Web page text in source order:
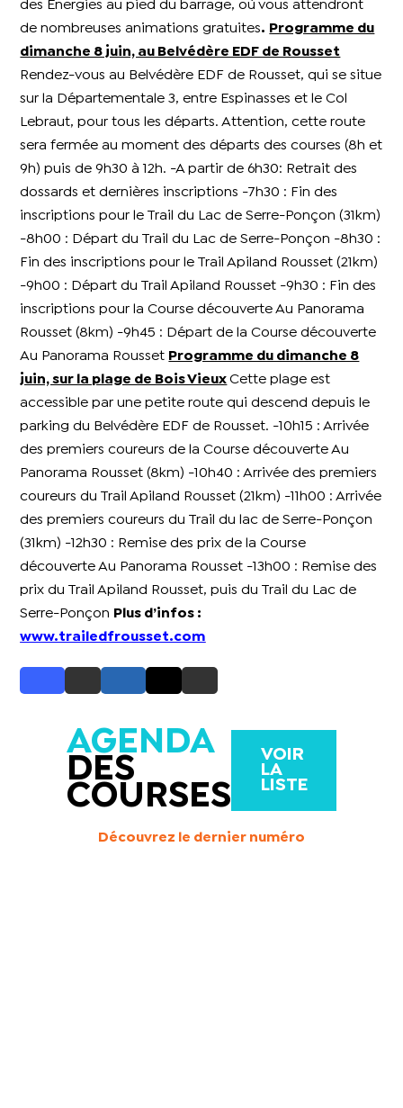
des Energies au pied du barrage, où vous attendront
de nombreuses animations gratuites.
Programme du
dimanche 8 juin, au Belvédère EDF de Rousset
Rendez-vous au Belvédère EDF de Rousset, qui se situe
sur la Départementale 3, entre Espinasses et le Col
Lebraut, pour tous les départs. Attention, cette route
sera fermée au moment des départs des courses (8h et
9h) puis de 9h30 à 12h. -A partir de 6h30: Retrait des
dossards et dernières inscriptions -7h30 : Fin des
inscriptions pour le Trail du Lac de Serre-Ponçon (31km)
-8h00 : Départ du Trail du Lac de Serre-Ponçon -8h30 :
Fin des inscriptions pour le Trail Apiland Rousset (21km)
-9h00 : Départ du Trail Apiland Rousset -9h30 : Fin des
inscriptions pour la Course découverte Au Panorama
Rousset (8km) -9h45 : Départ de la Course découverte
Au Panorama Rousset Programme du dimanche 8
juin, sur la plage de Bois Vieux Cette plage est
accessible par une petite route qui descend depuis le
parking du Belvédère EDF de Rousset. -10h15 : Arrivée
des premiers coureurs de la Course découverte Au
Panorama Rousset (8km) -10h40 : Arrivée des premiers
coureurs du Trail Apiland Rousset (21km) -11h00 : Arrivée
des premiers coureurs du Trail du lac de Serre-Ponçon
(31km) -12h30 : Remise des prix de la Course
découverte Au Panorama Rousset -13h00 : Remise des
prix du Trail Apiland Rousset, puis du Trail du Lac de
Serre-Ponçon
Plus d’infos :
www.trailedfrousset.com
AGENDA
DES
COURSES
VOIR
LA
LISTE
Découvrez le dernier numéro